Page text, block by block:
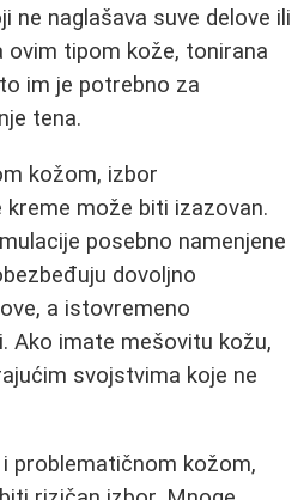
ne naglašava suve delove ili
ovim tipom kože, tonirana
im je potrebno za
tena.
kožom, izbor
može biti izazovan.
posebno namenjene
dovoljno
a istovremeno
Ako imate mešovitu kožu,
svojstvima koje ne
problematičnom kožom,